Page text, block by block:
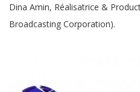
Dina Amin, Réalisatrice &
Broadcasting Corporation).